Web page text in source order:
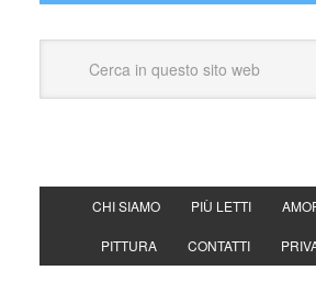
CHI SIAMO PIÙ LETTI
PITTURA CONTATTI